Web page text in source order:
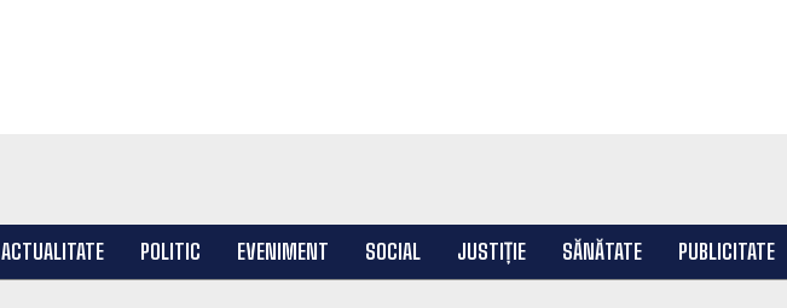
ACTUALITATE POLITIC EVENIMENT SOCIAL JUSTIȚIE SĂNĂTATE PUBLICITATE